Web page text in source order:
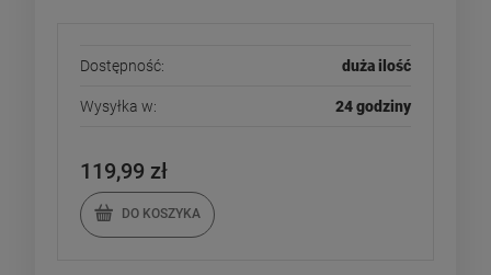
Dostępność: duża ilość
Wysyłka w: 24 godziny
119,99 zł
DO KOSZYKA